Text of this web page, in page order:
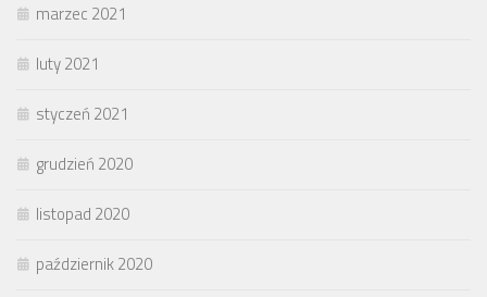
marzec 2021
luty 2021
styczeń 2021
grudzień 2020
listopad 2020
październik 2020